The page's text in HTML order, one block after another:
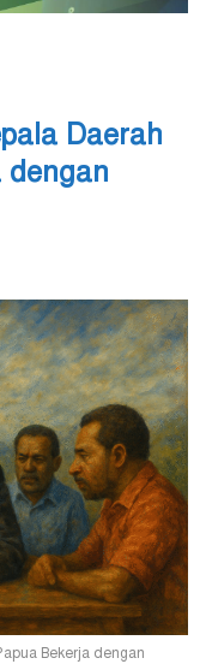
Daerah
dengan
Bekerja dengan